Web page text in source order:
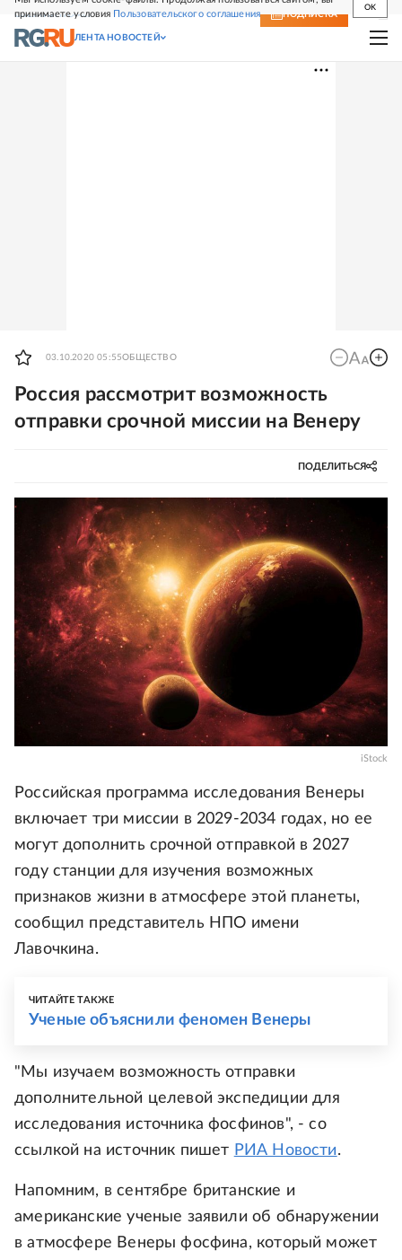
принимаете условия Пользовательского соглашения
OK
СВЕЖИЙ НОМЕР ПОДПИСКА
ЛЕНТА НОВОСТЕЙ
03.10.2020 05:55ОБЩЕСТВО
Россия рассмотрит возможность
отправки срочной миссии на Венеру
ПОДЕЛИТЬСЯ
iStock
Российская программа исследования Венеры
включает три миссии в 2029-2034 годах, но ее
могут дополнить срочной отправкой в 2027
году станции для изучения возможных
признаков жизни в атмосфере этой планеты,
сообщил представитель НПО имени
Лавочкина.
ЧИТАЙТЕ ТАКЖЕ
Ученые объяснили феномен Венеры
"Мы изучаем возможность отправки
дополнительной целевой экспедиции для
исследования источника фосфинов", - со
ссылкой на источник пишет РИА Новости.
Напомним, в сентябре британские и
американские ученые заявили об обнаружении
в атмосфере Венеры фосфина, который может